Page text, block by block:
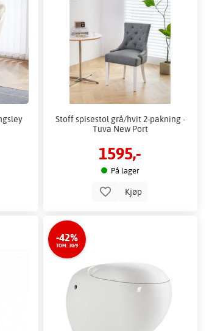
Stoff spisestol grå/hvit 2-pakning -
Tuva New Port
1595,-
På lager
Kjøp
-42%
TOM. 30/9